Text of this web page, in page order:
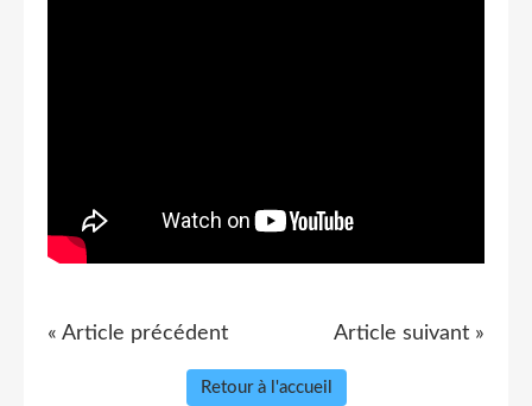
« Article précédent Article suivant »
Retour à l'accueil